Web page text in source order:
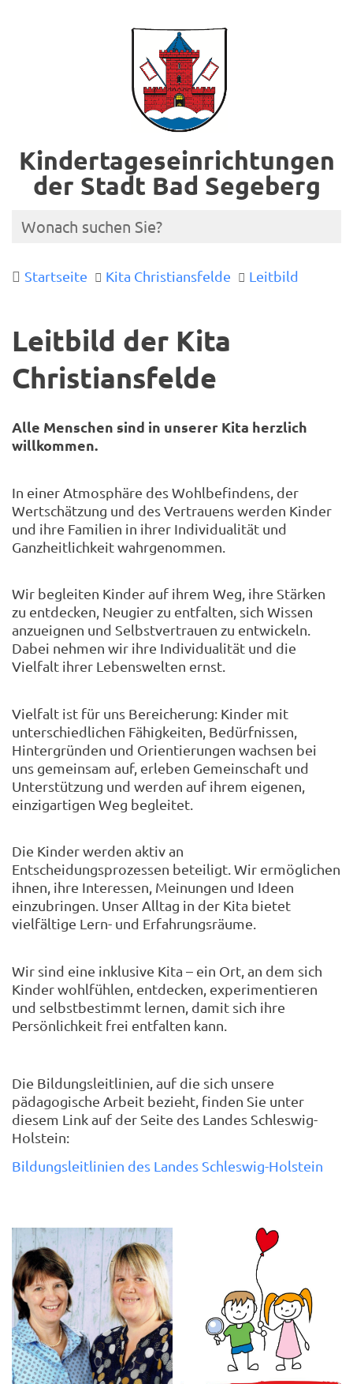
Kindertageseinrichtungen
der Stadt Bad Segeberg
Startseite Kita Christiansfelde Leitbild
Leitbild der Kita
Christiansfelde
Alle Menschen sind in unserer Kita herzlich
willkommen.
In einer Atmosphäre des Wohlbefindens, der
Wertschätzung und des Vertrauens werden Kinder
und ihre Familien in ihrer Individualität und
Ganzheitlichkeit wahrgenommen.
Wir begleiten Kinder auf ihrem Weg, ihre Stärken
zu entdecken, Neugier zu entfalten, sich Wissen
anzueignen und Selbstvertrauen zu entwickeln.
Dabei nehmen wir ihre Individualität und die
Vielfalt ihrer Lebenswelten ernst.
Vielfalt ist für uns Bereicherung: Kinder mit
unterschiedlichen Fähigkeiten, Bedürfnissen,
Hintergründen und Orientierungen wachsen bei
uns gemeinsam auf, erleben Gemeinschaft und
Unterstützung und werden auf ihrem eigenen,
einzigartigen Weg begleitet.
Die Kinder werden aktiv an
Entscheidungsprozessen beteiligt. Wir ermöglichen
ihnen, ihre Interessen, Meinungen und Ideen
einzubringen. Unser Alltag in der Kita bietet
vielfältige Lern- und Erfahrungsräume.
Wir sind eine inklusive Kita – ein Ort, an dem sich
Kinder wohlfühlen, entdecken, experimentieren
und selbstbestimmt lernen, damit sich ihre
Persönlichkeit frei entfalten kann.
Die Bildungsleitlinien, auf die sich unsere
pädagogische Arbeit bezieht, finden Sie unter
diesem Link auf der Seite des Landes Schleswig-
Holstein:
Bildungsleitlinien des Landes Schleswig-Holstein